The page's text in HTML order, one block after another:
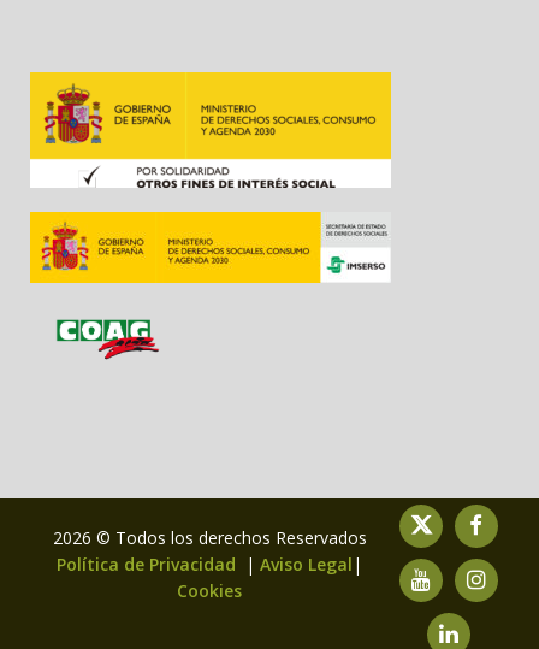
2026 © Todos los derechos Reservados
Política de Privacidad
| Aviso Legal |
Cookies